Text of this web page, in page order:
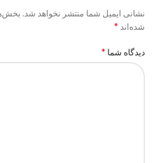
نشانی ایمیل شما منتشر نخواهد شد.
شده‌اند *
دیدگاه شما *